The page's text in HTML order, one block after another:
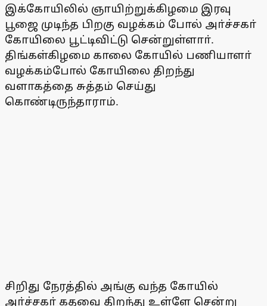
இக்கோயிலில் ஞாயிற்றுக்கிழமை இரவு
பூஜை முடிந்த பிறகு வழக்கம் போல் அா்ச்சகா்
கோயிலை பூட்டிவிட்டு சென்றுள்ளாா்.
திங்கள்கிழமை காலை கோயில் பணியாளா்
வழக்கம்போல் கோயிலை திறந்து
வளாகத்தை சுத்தம் செய்து
கொண்டிருந்தாராம்.
சிறிது நேரத்தில் அங்கு வந்த கோயில்
அா்ச்சகா் கதவை திறந்து உள்ளே சென்று